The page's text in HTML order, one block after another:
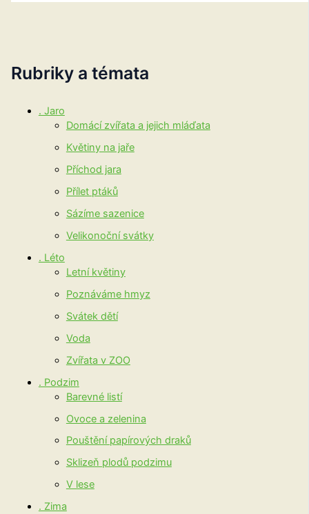
Rubriky a témata
. Jaro
Domácí zvířata a jejich mláďata
Květiny na jaře
Příchod jara
Přílet ptáků
Sázíme sazenice
Velikonoční svátky
. Léto
Letní květiny
Poznáváme hmyz
Svátek dětí
Voda
Zvířata v ZOO
. Podzim
Barevné listí
Ovoce a zelenina
Pouštění papírových draků
Sklizeň plodů podzimu
V lese
. Zima